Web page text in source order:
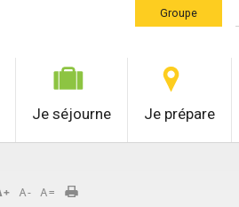
Groupe
Je séjourne Je prépare